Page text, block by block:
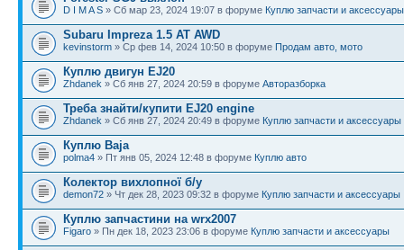
D I M A S » Сб мар 23, 2024 19:07 в форуме Куплю запчасти и аксессуары
Subaru Impreza 1.5 AT AWD
kevinstorm » Ср фев 14, 2024 10:50 в форуме Продам авто, мото
Куплю двигун EJ20
Zhdanek » Сб янв 27, 2024 20:59 в форуме Авторазборка
Треба знайти/купити EJ20 engine
Zhdanek » Сб янв 27, 2024 20:49 в форуме Куплю запчасти и аксессуары
Куплю Baja
polma4 » Пт янв 05, 2024 12:48 в форуме Куплю авто
Колектор вихлопної б/у
demon72 » Чт дек 28, 2023 09:32 в форуме Куплю запчасти и аксессуары
Куплю запчастини на wrx2007
Figaro » Пн дек 18, 2023 23:06 в форуме Куплю запчасти и аксессуары